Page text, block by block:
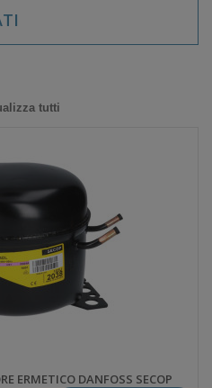
tutti
ERMETICO DANFOSS SECOP